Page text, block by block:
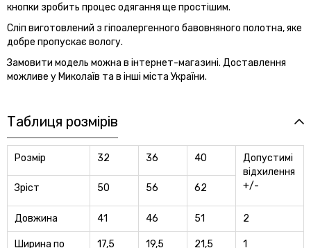
кнопки зробить процес одягання ще простішим.
Сліп виготовлений з гіпоалергенного бавовняного полотна, яке
добре пропускає вологу.
Замовити модель можна в інтернет-магазині. Доставлення
можливе у Миколаїв та в інші міста України.
Таблиця розмірів
Розмір 32 36 40
Допустимi
вiдхилення
+/-
Зріст 50 56 62
Довжина 41 46 51 2
Ширина по 17,5 19,5 21,5 1